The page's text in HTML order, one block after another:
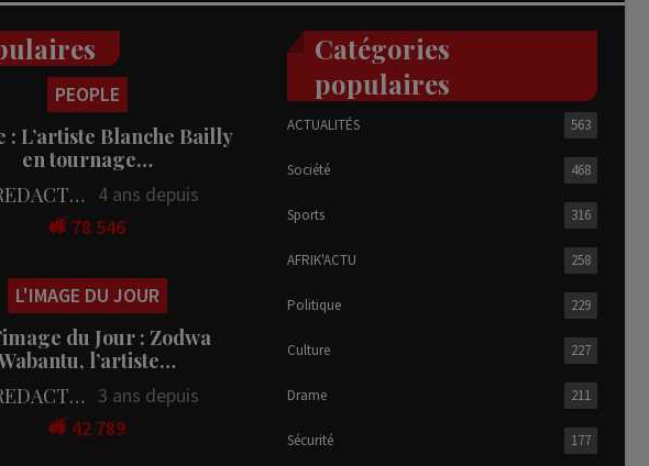
PEOPLE
: L’artiste Blanche Bailly
en tournage…
LA REDACTION
4 ans depuis
78 546
L'IMAGE DU JOUR
du Jour : Zodwa
l’artiste…
LA REDACTION 3 ans depuis
42 789
Catégories
populaires
ACTUALITÉS 563
Société 468
Sports 316
AFRIK'ACTU 258
Politique 229
Culture 227
Drame 211
Sécurité 177